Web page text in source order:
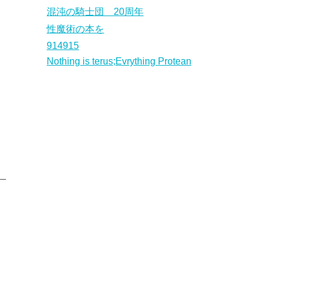
混沌の騎士団 20周年
性魔術の本を
914915
Nothing is terus;Evrything Protean